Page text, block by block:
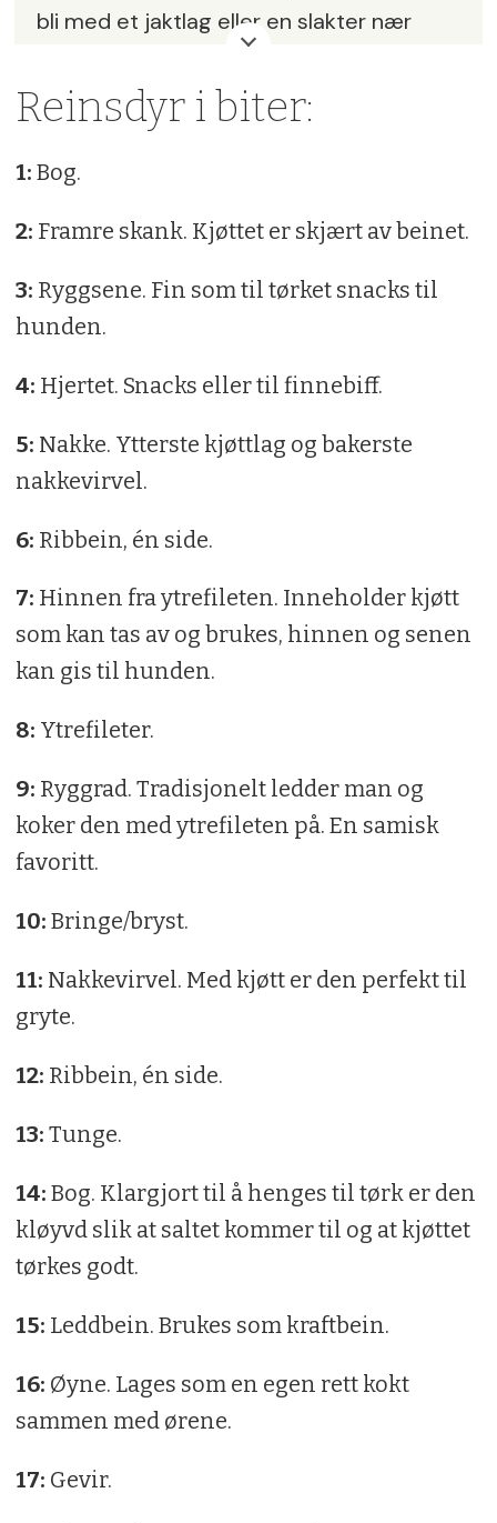
bli med et jaktlag eller en slakter nær
Fiskesenteret i Flå og hos NJFFs lokal-
foreninger
Reinsdyr i biter:
1: Bog.
2: Framre skank. Kjøttet er skjært av beinet.
3: Ryggsene. Fin som til tørket snacks til
hunden.
4: Hjertet. Snacks eller til finnebiff.
5: Nakke. Ytterste kjøttlag og bakerste
nakkevirvel.
6: Ribbein, én side.
7: Hinnen fra ytrefileten. Inneholder kjøtt
som kan tas av og brukes, hinnen og senen
kan gis til hunden.
8: Ytrefileter.
9: Ryggrad. Tradisjonelt ledder man og
koker den med ytrefileten på. En samisk
favoritt.
10: Bringe/bryst.
11: Nakkevirvel. Med kjøtt er den perfekt til
gryte.
12: Ribbein, én side.
13: Tunge.
14: Bog. Klargjort til å henges til tørk er den
kløyvd slik at saltet kommer til og at kjøttet
tørkes godt.
15: Leddbein. Brukes som kraftbein.
16: Øyne. Lages som en egen rett kokt
sammen med ørene.
17: Gevir.